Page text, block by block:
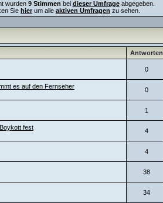
wurden 9 Stimmen bei dieser Umfrageabgegeben.
Sie hier um alle aktiven Umfragen zu sehen.
Antworten
0
es auf den Fernseher
0
1
fest
4
4
38
34